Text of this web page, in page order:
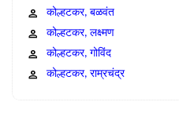
कोल्हटकर, बळवंत
कोल्हटकर, लक्ष्मण
कोल्हटकर, गोविंद
कोल्हटकर, राम्रचंद्र